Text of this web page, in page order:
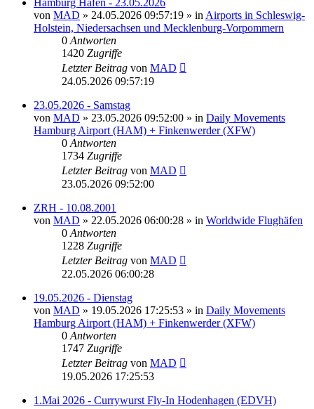
von MAD » 24.05.2026 09:57:19 » in Airports in Schleswig-
Holstein, Niedersachsen und Mecklenburg-Vorpommern
0 Antworten
1420 Zugriffe
Letzter Beitrag von MAD
24.05.2026 09:57:19
23.05.2026 - Samstag
von MAD » 23.05.2026 09:52:00 » in Daily Movements
Hamburg Airport (HAM) + Finkenwerder (XFW)
0 Antworten
1734 Zugriffe
Letzter Beitrag von MAD
23.05.2026 09:52:00
ZRH - 10.08.2001
von MAD » 22.05.2026 06:00:28 » in Worldwide Flughäfen
0 Antworten
1228 Zugriffe
Letzter Beitrag von MAD
22.05.2026 06:00:28
19.05.2026 - Dienstag
von MAD » 19.05.2026 17:25:53 » in Daily Movements
Hamburg Airport (HAM) + Finkenwerder (XFW)
0 Antworten
1747 Zugriffe
Letzter Beitrag von MAD
19.05.2026 17:25:53
1.Mai 2026 - Currywurst Fly-In Hodenhagen (EDVH)